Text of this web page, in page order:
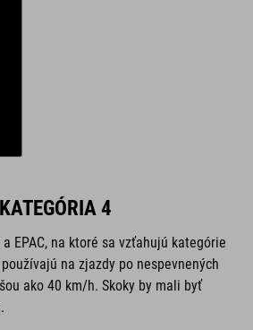
4
EPAC, na ktoré sa vzťahujú kategórie
na zjazdy po nespevnených
ako 40 km/h. Skoky by mali byť